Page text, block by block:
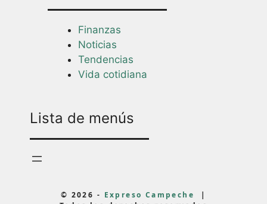
Finanzas
Noticias
Tendencias
Vida cotidiana
Lista de menús
© 2026 - Expreso Campeche
|